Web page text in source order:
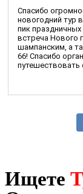
Спасибо
новогодний тур
пик праздничных
встреча Нового
шампанским, а
66! Спасибо
путешествовать
Ищете